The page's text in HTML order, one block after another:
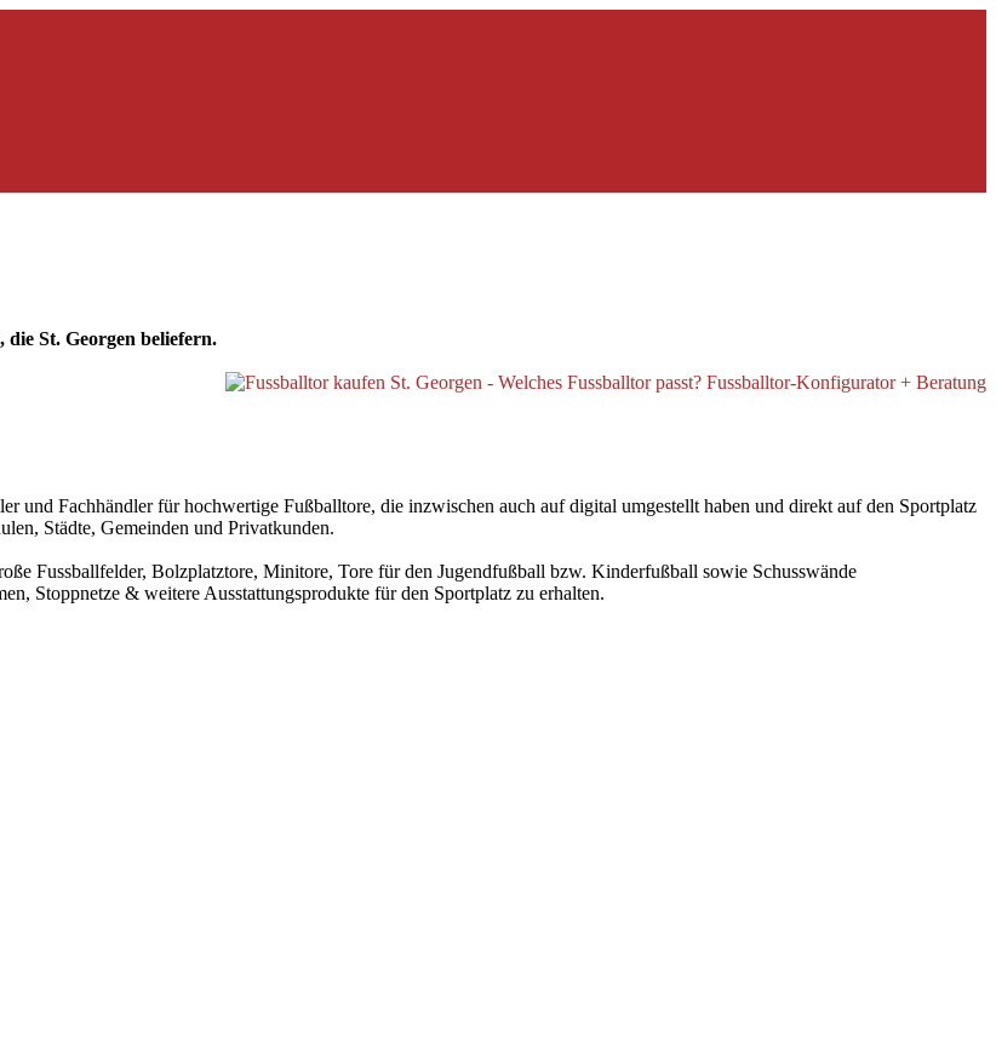
St. Georgen beliefern.
und Fachhändler für hochwertige Fußballtore, die inzwischen auch auf digital umgestellt haben und direkt auf den Sportplatz
Städte, Gemeinden und Privatkunden.
Fussballfelder, Bolzplatztore, Minitore, Tore für den Jugendfußball bzw. Kinderfußball sowie Schusswände
Stoppnetze & weitere Ausstattungsprodukte für den Sportplatz zu erhalten.